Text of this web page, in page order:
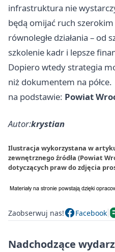
infrastruktura nie
będą omijać ruch
równoległe działania – od
szkolenie kadr i lepsze
Dopiero wtedy strategia
niż dokumentem na półce.
na podstawie: Powiat
Autor:krystian
Ilustracja wykorzystana w
zewnętrznego źródła (Powiat
dotyczących praw do zdjęcia
Zaobserwuj nas! Facebook
Nadchodzące